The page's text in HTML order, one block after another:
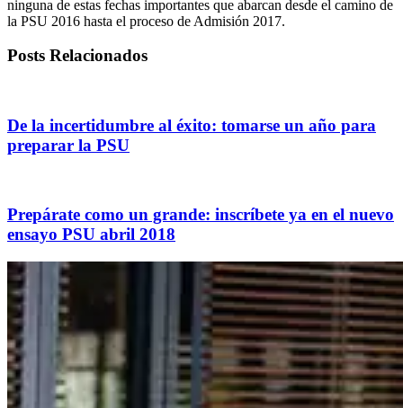
ninguna de estas fechas importantes que abarcan desde el camino de
la PSU 2016 hasta el proceso de Admisión 2017.
Posts Relacionados
De la incertidumbre al éxito: tomarse un año para
preparar la PSU
Prepárate como un grande: inscríbete ya en el nuevo
ensayo PSU abril 2018